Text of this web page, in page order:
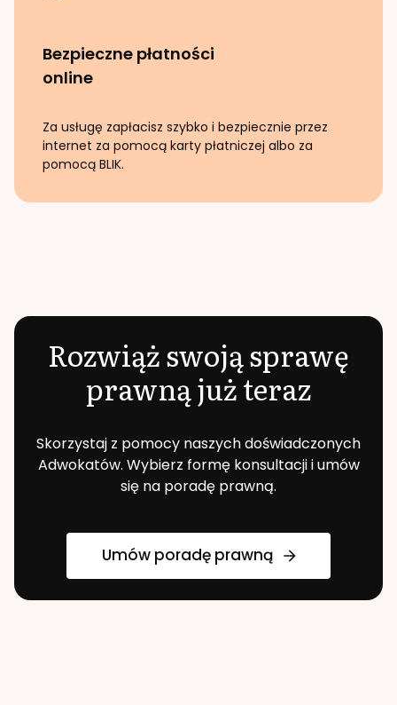
Bezpieczne płatności
online
Za usługę zapłacisz szybko i bezpiecznie przez
internet za pomocą karty płatniczej albo za
pomocą BLIK.
Rozwiąż swoją sprawę
prawną już teraz
Skorzystaj z pomocy naszych doświadczonych
Adwokatów. Wybierz formę konsultacji i umów
się na poradę prawną.
Umów poradę prawną